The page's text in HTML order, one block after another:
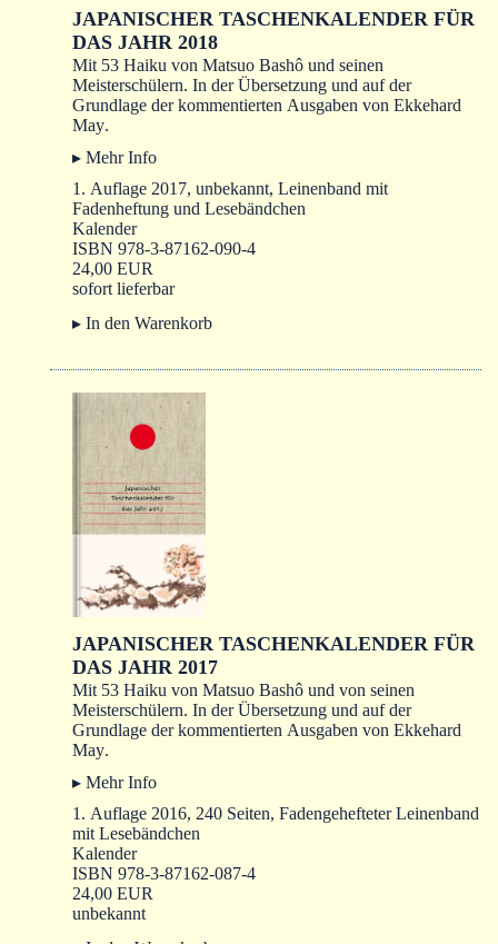
JAPANISCHER TASCHENKALENDER FÜR
DAS JAHR 2018
Mit 53 Haiku von Matsuo Bashô und seinen
Meisterschülern. In der Übersetzung und auf der
Grundlage der kommentierten Ausgaben von Ekkehard
May.
▸ Mehr Info
1. Auflage 2017, unbekannt, Leinenband mit
Fadenheftung und Lesebändchen
Kalender
ISBN 978-3-87162-090-4
24,00 EUR
sofort lieferbar
▸ In den Warenkorb
JAPANISCHER TASCHENKALENDER FÜR
DAS JAHR 2017
Mit 53 Haiku von Matsuo Bashô und von seinen
Meisterschülern. In der Übersetzung und auf der
Grundlage der kommentierten Ausgaben von Ekkehard
May.
▸ Mehr Info
1. Auflage 2016, 240 Seiten, Fadengehefteter Leinenband
mit Lesebändchen
Kalender
ISBN 978-3-87162-087-4
24,00 EUR
unbekannt